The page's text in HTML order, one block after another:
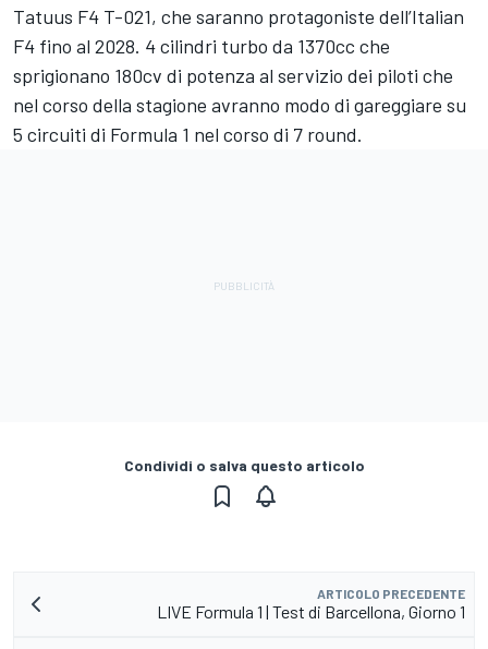
Tatuus F4 T-021, che saranno protagoniste dell’Italian
F4 fino al 2028. 4 cilindri turbo da 1370cc che
sprigionano 180cv di potenza al servizio dei piloti che
nel corso della stagione avranno modo di gareggiare su
5 circuiti di Formula 1 nel corso di 7 round.
Condividi o salva questo articolo
ARTICOLO PRECEDENTE
LIVE Formula 1 | Test di Barcellona, Giorno 1